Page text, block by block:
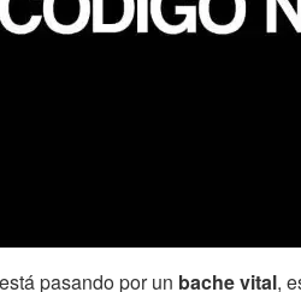
pasando por un bache vital,